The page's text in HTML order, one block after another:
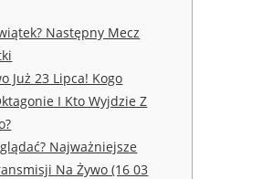
Następny Mecz
Już 23 Lipca! Kogo
I Kto Wyjdzie Z
Najważniejsze
Na Żywo (16 03